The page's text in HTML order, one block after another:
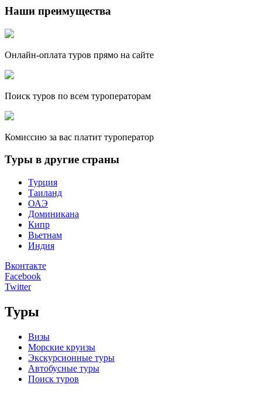
Наши преимущества
Онлайн-оплата туров прямо на сайте
Поиск туров по всем туроператорам
Комиссию за вас платит туроператор
Туры в другие страны
Турция
Таиланд
ОАЭ
Доминикана
Кипр
Вьетнам
Индия
Вконтакте
Facebook
Twitter
Туры
Визы
Морские круизы
Экскурсионные туры
Автобусные туры
Поиск туров